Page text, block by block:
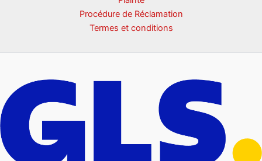
Procédure de Réclamation
Termes et conditions